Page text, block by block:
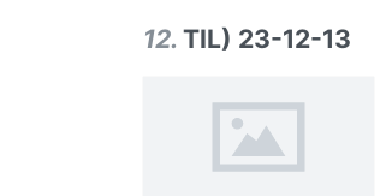
12. TIL) 23-12-13